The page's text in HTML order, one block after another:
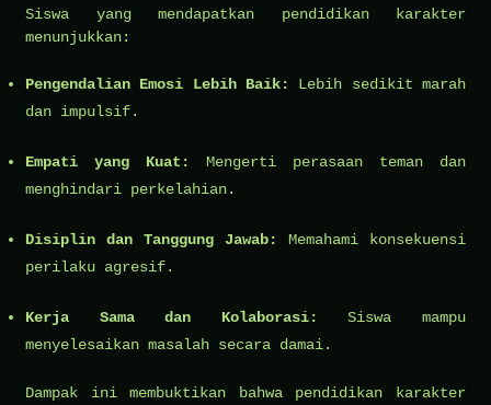
Siswa yang mendapatkan pendidikan karakter
menunjukkan:
Pengendalian Emosi Lebih Baik:
Lebih sedikit marah
dan impulsif.
Empati yang Kuat:
Mengerti perasaan teman dan
menghindari perkelahian.
Disiplin dan Tanggung Jawab:
Memahami konsekuensi
perilaku agresif.
Kerja Sama dan Kolaborasi:
Siswa mampu
menyelesaikan masalah secara damai.
Dampak ini membuktikan bahwa pendidikan karakter